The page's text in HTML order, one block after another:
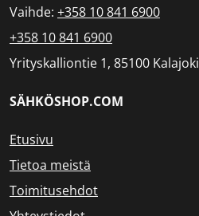
Vaihde: +358 10 841 6900
+358 10 841 6900
Yrityskalliontie 1, 85100 Kalajoki
SÄHKÖSHOP.COM
Etusivu
Tietoa meistä
Toimitusehdot